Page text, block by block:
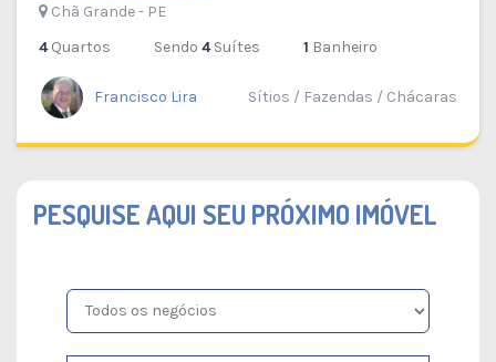
Chã Grande - PE
4Quartos Sendo 4Suítes 1 Banheiro
Francisco Lira Sítios / Fazendas / Chácaras
PESQUISE AQUI SEU PRÓXIMO IMÓVEL